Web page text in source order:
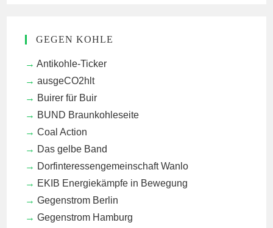
GEGEN KOHLE
Antikohle-Ticker
ausgeCO2hlt
Buirer für Buir
BUND Braunkohleseite
Coal Action
Das gelbe Band
Dorfinteressengemeinschaft Wanlo
EKIB Energiekämpfe in Bewegung
Gegenstrom Berlin
Gegenstrom Hamburg